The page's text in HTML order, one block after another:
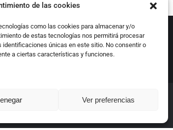
de las cookies
como las cookies para almacenar y/o
de estas tecnologías nos permitirá procesar
únicas en este sitio. No consentir o
a ciertas características y funciones.
Ver preferencias